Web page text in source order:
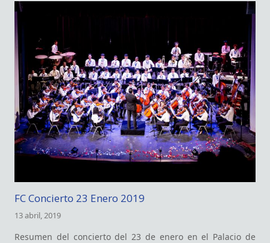
FC Concierto 23 Enero 2019
13 abril, 2019
Resumen del concierto del 23 de enero en el Palacio de